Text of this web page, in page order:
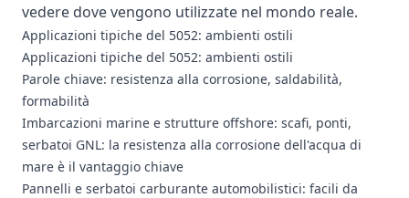
vedere dove vengono utilizzate nel mondo reale.
Applicazioni tipiche del 5052: ambienti ostili
Applicazioni tipiche del 5052: ambienti ostili
Parole chiave: resistenza alla corrosione, saldabilità,
formabilità
Imbarcazioni marine e strutture offshore: scafi, ponti,
serbatoi GNL: la resistenza alla corrosione dell'acqua di
mare è il vantaggio chiave
Pannelli e serbatoi carburante automobilistici: facili da